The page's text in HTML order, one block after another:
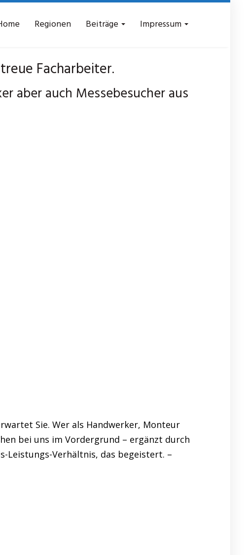
Regionen Beiträge Impressum
Facharbeiter.
aber auch Messebesucher aus
Sie. Wer als Handwerker, Monteur
bei uns im Vordergrund – ergänzt durch
Leistungs-Verhältnis, das begeistert. –